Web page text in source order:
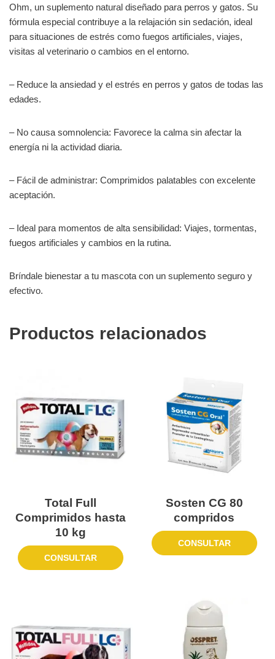
Ohm, un suplemento natural diseñado para perros y gatos. Su
fórmula especial contribuye a la relajación sin sedación, ideal
para situaciones de estrés como fuegos artificiales, viajes,
visitas al veterinario o cambios en el entorno.
– Reduce la ansiedad y el estrés en perros y gatos de todas las
edades.
– No causa somnolencia: Favorece la calma sin afectar la
energía ni la actividad diaria.
– Fácil de administrar: Comprimidos palatables con excelente
aceptación.
– Ideal para momentos de alta sensibilidad: Viajes, tormentas,
fuegos artificiales y cambios en la rutina.
Bríndale bienestar a tu mascota con un suplemento seguro y
efectivo.
Productos relacionados
Total Full
Comprimidos hasta
10 kg
CONSULTAR
Sosten CG 80
compridos
CONSULTAR